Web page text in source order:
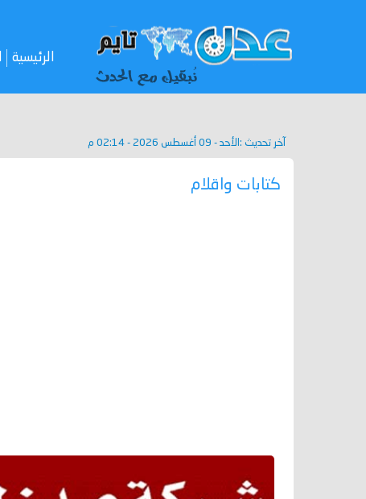
الرئيسية
آخر تحديث : الأحد - 09 أغسطس 2026 - 02:14 م
كتابات واقلام